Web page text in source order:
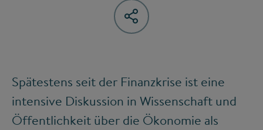
Spätestens seit der Finanzkrise ist eine
intensive Diskussion in Wissenschaft und
Öffentlichkeit über die Ökonomie als